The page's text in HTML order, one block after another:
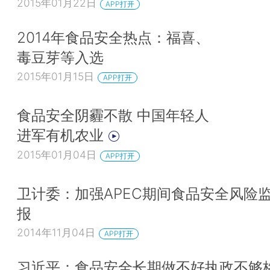
2015年01月22日 APP打开
2014年食品安全热点：福喜、
毒豆芽等入选
2015年01月15日 APP打开
食品安全阴霾不散 中国年轻人
进军有机农业
2015年01月04日 APP打开
卫计委：加强APEC期间食品安全风险
报
2014年11月04日 APP打开